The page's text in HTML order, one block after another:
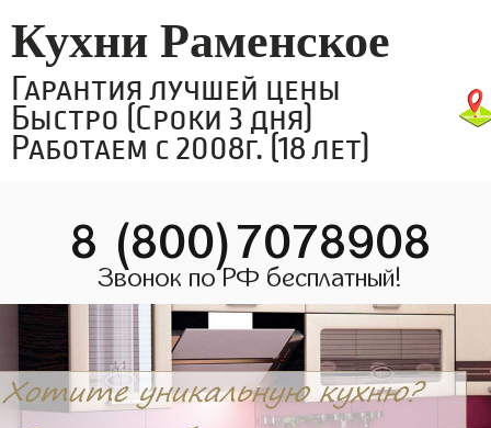
Кухни Раменское
Гарантия лучшей цены
Быстро (Сроки 3 дня)
Работаем с 2008г. (18 лет)
8 (800)7078908
Звонок по РФ бесплатный!